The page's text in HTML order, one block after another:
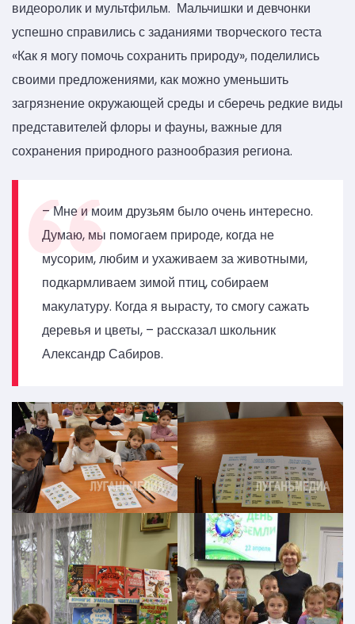
видеоролик и мультфильм. Мальчишки и девчонки
успешно справились с заданиями творческого теста
«Как я могу помочь сохранить природу», поделились
своими предложениями, как можно уменьшить
загрязнение окружающей среды и сберечь редкие виды
представителей флоры и фауны, важные для
сохранения природного разнообразия региона.
– Мне и моим друзьям было очень интересно.
Думаю, мы помогаем природе, когда не
мусорим, любим и ухаживаем за животными,
подкармливаем зимой птиц, собираем
макулатуру. Когда я вырасту, то смогу сажать
деревья и цветы, – рассказал школьник
Александр Сабиров.